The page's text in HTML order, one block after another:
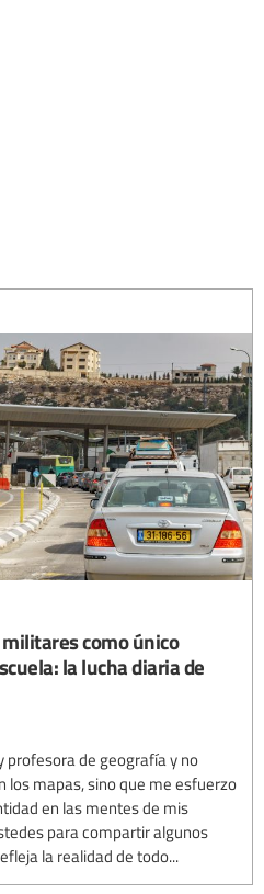
como único
la lucha diaria de
profesora de geografía y no
mapas, sino que me esfuerzo
en las mentes de mis
para compartir algunos
la realidad de todo...